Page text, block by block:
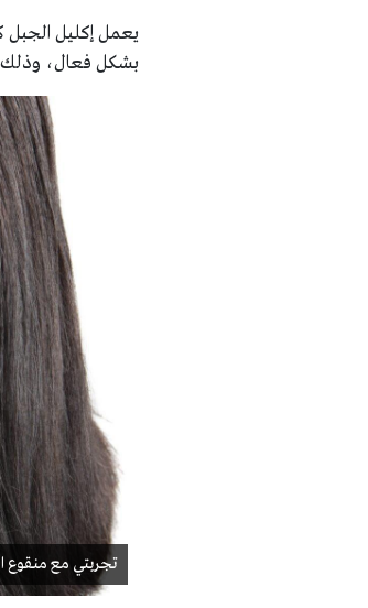
يعمل إكليل
بشكل فعال، وذلك
تجربتي مع منقوع